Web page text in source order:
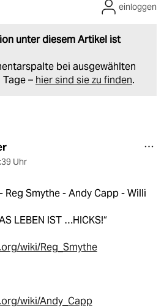
unter diesem Artikel ist
bei ausgewählten
– hier sind sie zu finden.
einloggen
Uhr
Reg Smythe - Andy Capp - Willi
LEBEN IST …HICKS!“
wiki/Reg_Smythe
wiki/Andy_Capp